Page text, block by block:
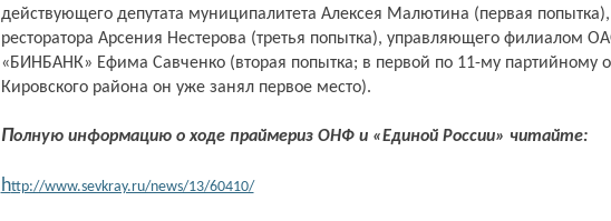
действующего депутата муниципалитета Алексея Малютина (первая попытка),
ресторатора Арсения Нестерова (третья попытка), управляющего филиалом
«БИНБАНК» Ефима Савченко (вторая попытка; в первой по 11-му партийному
Кировского района он уже занял первое место).
Полную информацию о ходе праймериз ОНФ и «Единой России» читайте:
http://www.sevkray.ru/news/13/60410/